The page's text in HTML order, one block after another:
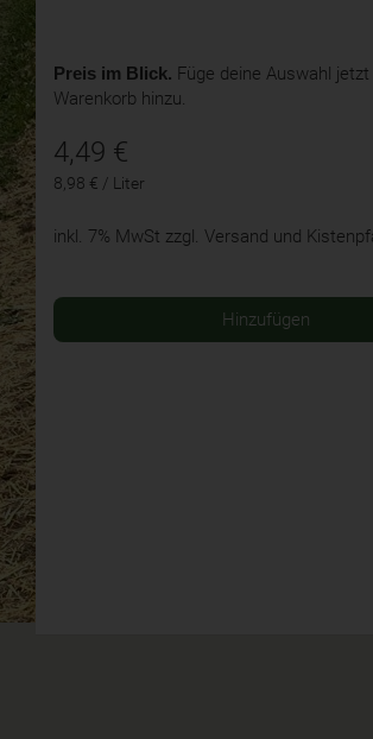
Preis im Blick. Füge deine Auswahl
Warenkorb hinzu.
4,49 €
8,98 € / Liter
inkl. 7% MwSt zzgl. Versand und
Hinzufügen